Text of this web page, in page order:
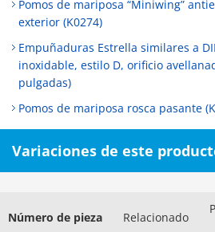
Pomos de mariposa “Miniwing”
exterior (K0274)
Empuñaduras Estrella similares a
inoxidable, estilo D, orificio
pulgadas)
Pomos de mariposa rosca pasante
Variaciones de este
Número de pieza Relacionado